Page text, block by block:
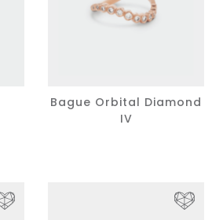
Bague Orbital Diamond
IV